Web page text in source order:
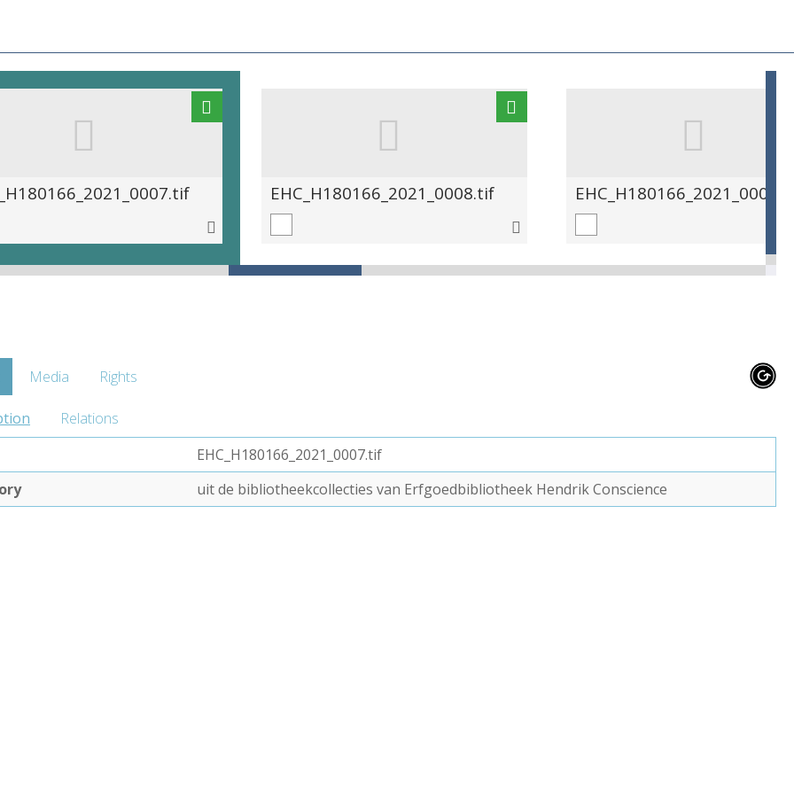
EHC_H180166_2021_0008.tif
Media Rights
Relations
EHC_H180166_2021_0007.tif
uit de bibliotheekcollecties van Erfgoedbibliotheek Hendrik Conscience